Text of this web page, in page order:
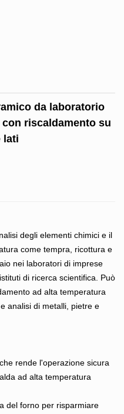
da laboratorio
riscaldamento su
lati
degli elementi chimici e il
come tempra, ricottura e
nei laboratori di imprese
di ricerca scientifica. Può
ad alta temperatura
analisi di metalli, pietre e
rende l'operazione sicura
ad alta temperatura
del forno per risparmiare